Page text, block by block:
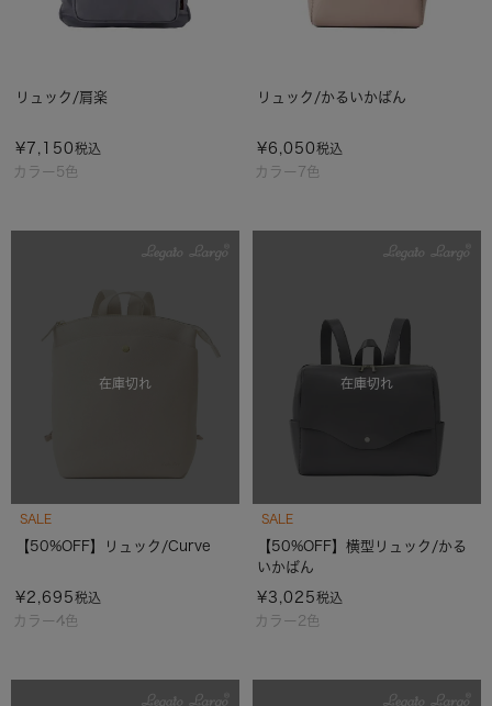
カラー5色
リュック/肩楽
¥7,150税込
カラー7色
リュック/かるいかばん
¥6,050税込
SALE
カラー4色
【50%OFF】リュック/Curve
¥2,695税込
在庫切れ
SALE
カラー2色
【50%OFF】横型リュック/かる
いかばん
¥3,025税込
在庫切れ